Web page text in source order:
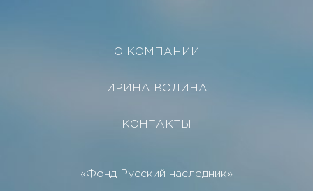
О КОМПАНИИ
ИРИНА ВОЛИНА
КОНТАКТЫ
«Фонд Русский наследник»